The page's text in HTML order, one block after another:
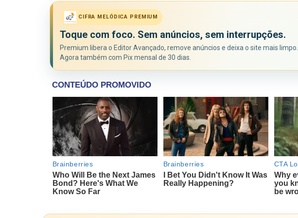
CIFRA MELÓDICA PREMIUM
Toque com foco. Sem anúncios, sem interrupções.
Premium libera o Editor Avançado, remove anúncios e deixa o site mais limpo.
Agora também com Pix mensal de 30 dias.